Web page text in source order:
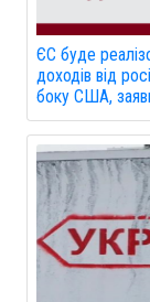
ЄС буде
доходів від
боку США,